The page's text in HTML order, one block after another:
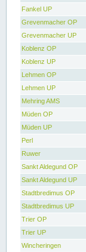
Fankel UP
Grevenmacher OP
Grevenmacher UP
Koblenz OP
Koblenz UP
Lehmen OP
Lehmen UP
Mehring AMS
Müden OP
Müden UP
Perl
Ruwer
Sankt Aldegund OP
Sankt Aldegund UP
Stadtbredimus OP
Stadtbredimus UP
Trier OP
Trier UP
Wincheringen